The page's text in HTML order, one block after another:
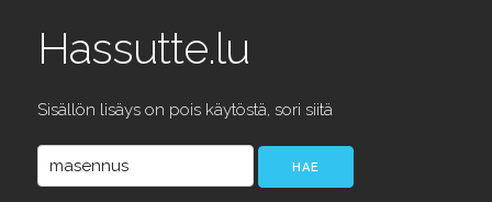
Hassutte.lu
Sisällön lisäys on pois käytöstä, sori siitä